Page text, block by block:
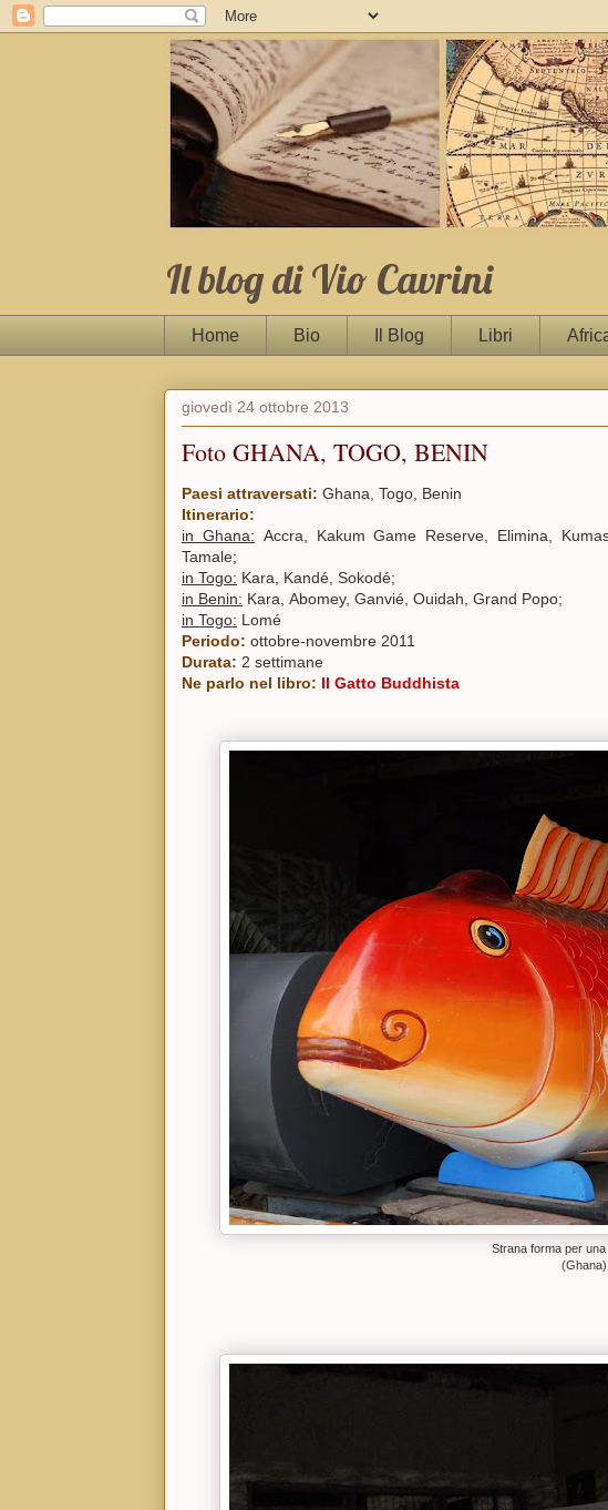
Il blog di Vio Cavrini
Home Bio Il Blog Libri
giovedì 24 ottobre 2013
Foto GHANA, TOGO, BENIN
Paesi attraversati: Ghana, Togo, Benin
Itinerario:
in Ghana: Accra, Kakum Game Reserve, Elimina,
Tamale;
in Togo: Kara, Kandé, Sokodé;
in Benin: Kara, Abomey, Ganvié, Ouidah, Grand Popo;
in Togo: Lomé
Periodo: ottobre-novembre 2011
Durata: 2 settimane
Ne parlo nel libro: Il Gatto Buddhista
Strana forma per
(Ghana)